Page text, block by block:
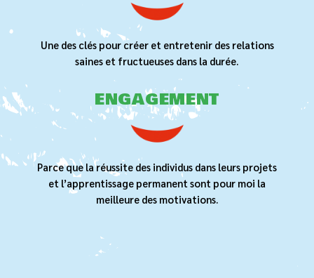
Une des clés pour créer et entretenir des relations
saines et fructueuses dans la durée.
ENGAGEMENT
Parce que la réussite des individus dans leurs projets
et l’apprentissage permanent sont pour moi la
meilleure des motivations.